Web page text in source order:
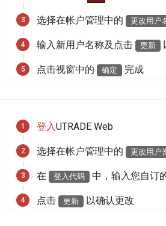
选择在帐户管理中的 更改用户
输入新用户名称及点击 更新
点击视窗中的 确定 完成
登入UTRADE Web
选择在帐户管理中的 更改用户
在 登入代码 中，输入您自订
点击 更新 以确认更改